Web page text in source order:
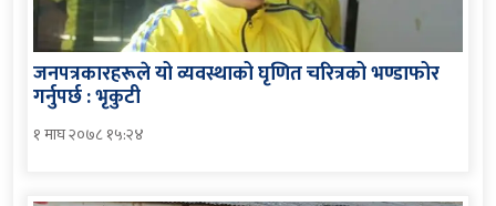
जनपत्रकारहरूले यो व्यवस्थाको घृणित चरित्रको भण्डाफोर
गर्नुपर्छ : भृकुटी
१ माघ २०७८ १५:२४